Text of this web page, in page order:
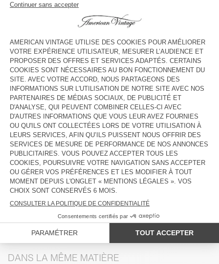
S M L
Le mannequin mesure 182 cm et porte une taille S
GUIDE DES TAILLES
Livraison estiméeentre le mercredi 12 août et le vendredi 14
août
AJOUTER AU PANIER
DESCRIPTION
TAILLE ET COUPE
COMPOSITION
ENTRETIEN
TRAÇABILITÉ
LIVRAISON ET RETOURS
DANS LA MÊME MATIÈRE